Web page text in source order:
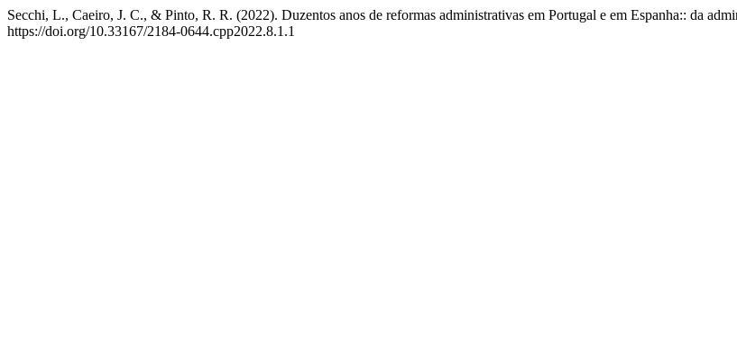
Secchi, L., Caeiro, J. C., & Pinto, R. R. (2022). Duzentos anos de reformas administrativas em Portugal e em Espanha:: da
https://doi.org/10.33167/2184-0644.cpp2022.8.1.1